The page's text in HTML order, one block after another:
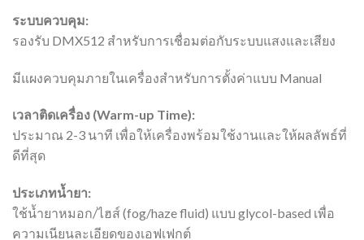
ระบบควบคุม:
รองรับ DMX512 สำหรับการเชื่อมต่อกับระบบแสงและเสียง
มีแผงควบคุมภายในเครื่องสำหรับการตั้งค่าแบบ Manual
เวลาติดเครื่อง (Warm-up Time):
ประมาณ 2-3 นาที เพื่อให้เครื่องพร้อมใช้งานและให้ผลลัพธ์ที่
ดีที่สุด
ประเภทน้ำยา:
ใช้น้ำยาหมอก/ไฮส์ (fog/haze fluid) แบบ glycol-based เพื่อ
ความเนียนละเอียดของเอฟเฟกต์